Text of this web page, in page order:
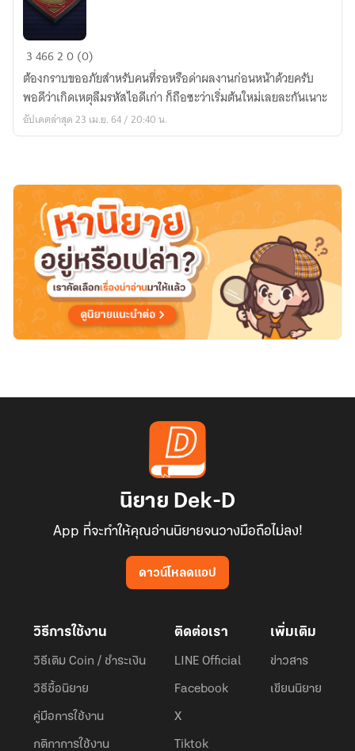
supreme
girl
346620 (0)
ต้องกราบขออภัยสำหรับคนที่รอหรือด่าผลงานก่อนหน้าด้วยครับ
พอดีว่าเกิดเหตุลืมรหัสไอดีเก่า ก็ถือซะว่าเริ่มต้นใหม่เลยละกันเนาะ
อัปเดตล่าสุด 23 เม.ย. 64 / 20:40 น.
นิยาย Dek-D
App ที่จะทำให้คุณอ่านนิยายจนวางมือถือไม่ลง!
ดาวน์โหลดแอป
วิธีการใช้งาน
วิธีเติม Coin / ชำระเงิน
วิธีซื้อนิยาย
คู่มือการใช้งาน
กติกาการใช้งาน
ติดต่อเรา
LINE Official
Facebook
X
Tiktok
เพิ่มเติม
ข่าวสาร
เขียนนิยาย